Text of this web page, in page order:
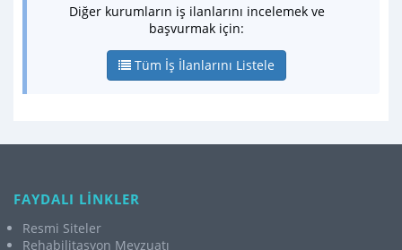
Diğer kurumların iş ilanlarını incelemek ve
başvurmak için:
Tüm İş İlanlarını Listele
FAYDALI LİNKLER
Resmi Siteler
Rehabilitasyon Mevzuatı